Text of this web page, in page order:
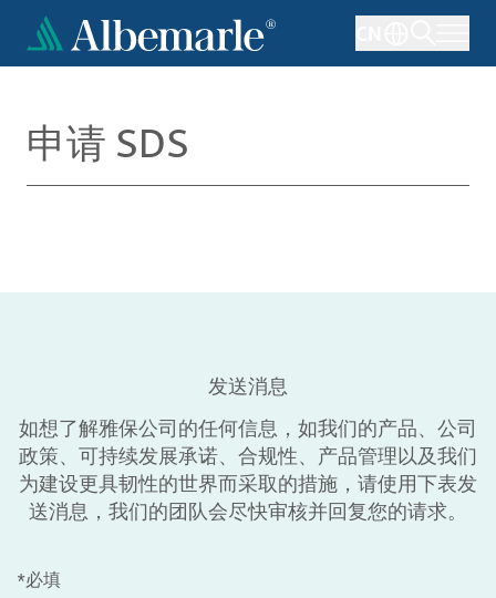
到
申请 SDS
发送消息
如想了解雅保公司的任何信息，如我们的产品、公司
政策、可持续发展承诺、合规性、产品管理以及我们
为建设更具韧性的世界而采取的措施，请使用下表发
送消息，我们的团队会尽快审核并回复您的请求。
*必填